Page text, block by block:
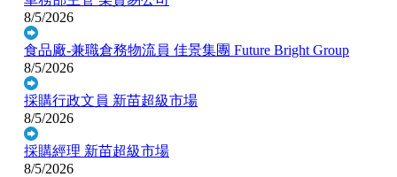
8/5/2026
食品廠-兼職倉務物流員 佳景集團 Future Bright Group
8/5/2026
採購行政文員 新苗超級市場
8/5/2026
採購經理 新苗超級市場
8/5/2026